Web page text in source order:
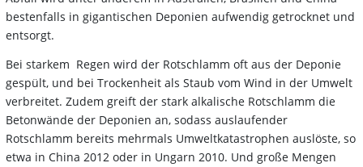
bestenfalls in gigantischen Deponien aufwendig getrocknet und
entsorgt.
Bei starkem Regen wird der Rotschlamm oft aus der Deponie
gespült, und bei Trockenheit als Staub vom Wind in der Umwelt
verbreitet. Zudem greift der stark alkalische Rotschlamm die
Betonwände der Deponien an, sodass auslaufender
Rotschlamm bereits mehrmals Umweltkatastrophen auslöste, so
etwa in China 2012 oder in Ungarn 2010. Und große Mengen